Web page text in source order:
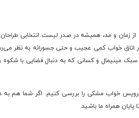
زمان و مد، همیشه در صدر لیست انتخابی طراحان
خواب کمی عجیب و حتی جسورانه به نظر
سبک مینیمال و کسانی که به دنبال فضایی با
خواب مشکی را بررسی کنیم. اگر شما هم به
همراه ما باشید.